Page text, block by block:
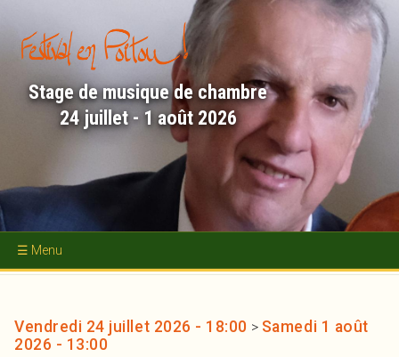
contenu
principal
Académie d'Été
Stage de musique de chambre
24 juillet - 1 août 2026
Vendredi 24 juillet 2026 - 18:00 > Samedi 1 août
2026 - 13:00